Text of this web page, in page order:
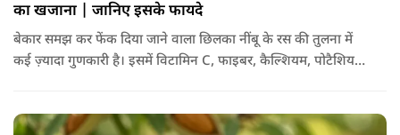
का खजाना | जानिए इसके फायदे
बेकार समझ कर फेंक दिया जाने वाला छिलका नींबू के रस की तुलना में
कई ज़्यादा गुणकारी है। इसमें विटामिन C, फाइबर, कैल्शियम, पोटैशियम
जाए तो ये आपकी सेहत के लिए किसी संजीवनी की तरह काम करता है।